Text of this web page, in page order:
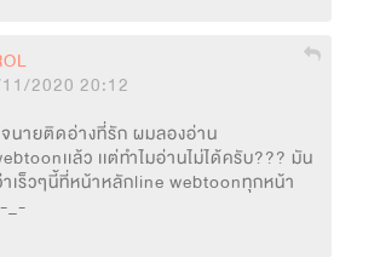
2020 20:12
นายติดอ่างที่รัก ผมลองอ่าน
เเล้ว เเต่ทำไมอ่านไม่ได้ครับ??? มัน
เร็วๆนี้ที่หน้าหลักline webtoonทุกหน้า
_-